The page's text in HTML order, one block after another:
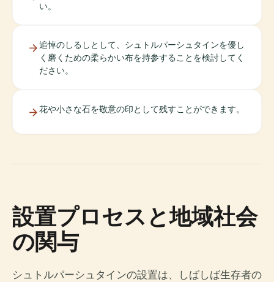
い。
追悼のしるしとして、シュトルパーシュタインを優し
く磨くための柔らかい布を持参することを検討してく
ださい。
花や小さな石を敬意の印として残すことができます。
設置プロセスと地域社会
の関与
シュトルパーシュタインの設置は、しばしば生存者の